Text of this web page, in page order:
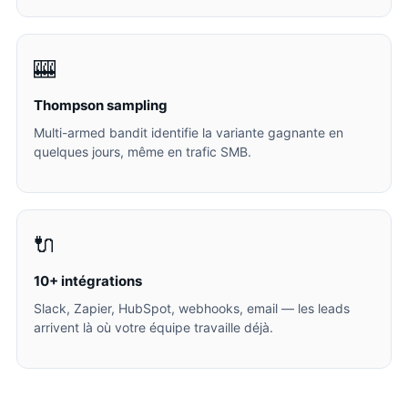
🎰
Thompson sampling
Multi-armed bandit identifie la variante gagnante en
quelques jours, même en trafic SMB.
🔌
10+ intégrations
Slack, Zapier, HubSpot, webhooks, email — les leads
arrivent là où votre équipe travaille déjà.